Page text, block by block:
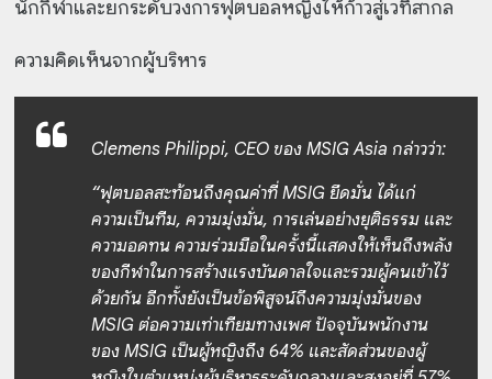
นักกีฬาและยกระดับวงการฟุตบอลหญิงให้ก้าวสู่เวทีสากล
ความคิดเห็นจากผู้บริหาร
Clemens Philippi, CEO ของ MSIG Asia กล่าวว่า:
“ฟุตบอลสะท้อนถึงคุณค่าที่ MSIG ยึดมั่น ได้แก่
ความเป็นทีม, ความมุ่งมั่น, การเล่นอย่างยุติธรรม และ
ความอดทน ความร่วมมือในครั้งนี้แสดงให้เห็นถึงพลัง
ของกีฬาในการสร้างแรงบันดาลใจและรวมผู้คนเข้าไว้
ด้วยกัน อีกทั้งยังเป็นข้อพิสูจน์ถึงความมุ่งมั่นของ
MSIG ต่อความเท่าเทียมทางเพศ ปัจจุบันพนักงาน
ของ MSIG เป็นผู้หญิงถึง 64% และสัดส่วนของผู้